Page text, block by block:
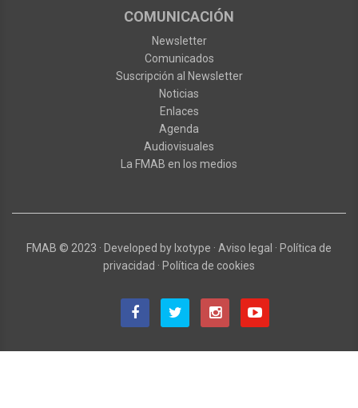
COMUNICACIÓN
Newsletter
Comunicados
Suscripción al Newsletter
Noticias
Enlaces
Agenda
Audiovisuales
La FMAB en los medios
FMAB © 2023 · Developed by Ixotype · Aviso legal · Política de
privacidad · Política de cookies